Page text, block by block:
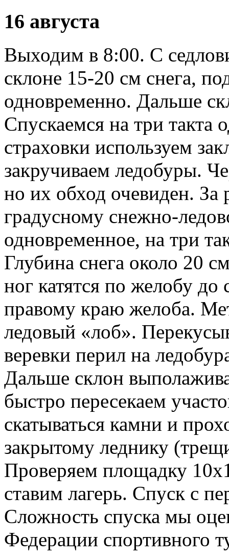
16 августа
Выходим в 8:00. С
склоне 15-20 см снега,
одновременно. Дальше
Спускаемся на три такта
страховки используем
закручиваем ледобуры.
но их обход очевиден.
градусному снежно-
одновременное, на три
Глубина снега около 20
ног катятся по желобу
правому краю желоба.
ледовый «лоб».
веревки перил на
Дальше склон
быстро пересекаем
скатываться камни и
закрытому леднику
Проверяем площадку
ставим лагерь. Спуск с
Сложность спуска мы
Федерации спортивного